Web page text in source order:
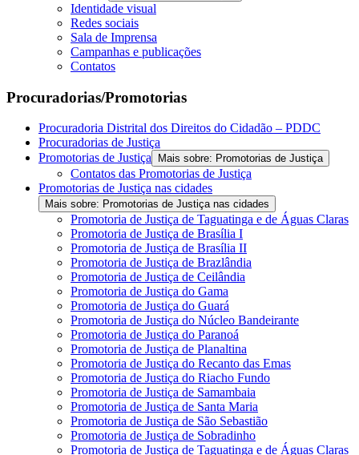
Identidade visual
Redes sociais
Sala de Imprensa
Campanhas e publicações
Contatos
Procuradorias/Promotorias
Procuradoria Distrital dos Direitos do Cidadão – PDDC
Procuradorias de Justiça
Promotorias de Justiça
Mais sobre: Promotorias de Justiça
Contatos das Promotorias de Justiça
Promotorias de Justiça nas cidades
Mais sobre: Promotorias de Justiça nas cidades
Promotoria de Justiça de Taguatinga e de Águas Claras
Promotoria de Justiça de Brasília I
Promotoria de Justiça de Brasília II
Promotoria de Justiça de Brazlândia
Promotoria de Justiça de Ceilândia
Promotoria de Justiça do Gama
Promotoria de Justiça do Guará
Promotoria de Justiça do Núcleo Bandeirante
Promotoria de Justiça do Paranoá
Promotoria de Justiça de Planaltina
Promotoria de Justiça do Recanto das Emas
Promotoria de Justiça do Riacho Fundo
Promotoria de Justiça de Samambaia
Promotoria de Justiça de Santa Maria
Promotoria de Justiça de São Sebastião
Promotoria de Justiça de Sobradinho
Promotoria de Justiça de Taguatinga e de Águas Claras